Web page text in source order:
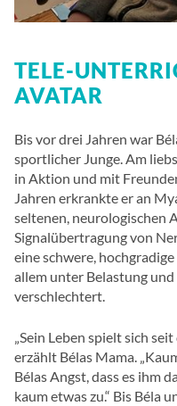
TELE-
AVATAR
Bis vor drei Jahren war
sportlicher Junge. Am
in Aktion und mit
Jahren erkrankte er an
seltenen, neurologischen
Signalübertragung von
eine schwere,
allem unter Belastung
verschlechtert.
„Sein Leben spielt sich
erzählt Bélas Mama.
Bélas Angst, dass es ihm
kaum etwas zu.“ Bis Béla